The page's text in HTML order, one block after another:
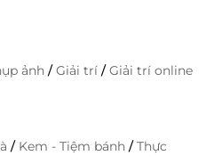
ảnh /Giải trí /Giải trí online
/ Kem - Tiệm bánh /Thực